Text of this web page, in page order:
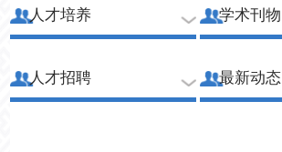
人才培养 学术刊物
人才招聘 最新动态